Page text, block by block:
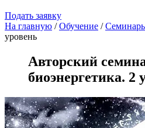
Подать заявку
На главную /Oбучение /
уровень
Авторский
биоэнергетика. 2